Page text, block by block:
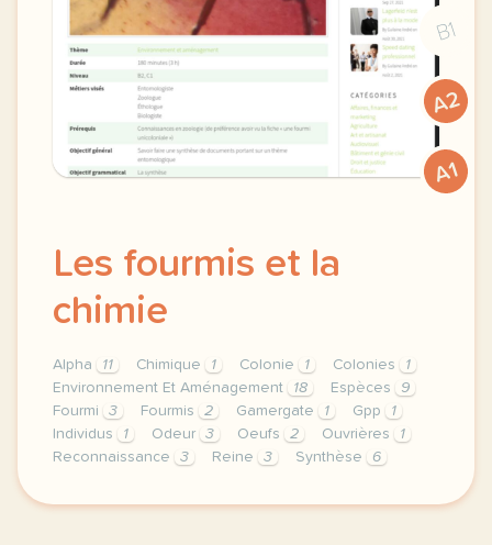
B1
A2
A1
Les fourmis et la
chimie
Alpha 11 Chimique 1 Colonie 1 Colonies
1
Environnement Et Aménagement
18 Espèces
9
Fourmi
3 Fourmis 2 Gamergate 1 Gpp
1
Individus
1 Odeur 3 Oeufs 2 Ouvrières
1
Reconnaissance
3 Reine 3 Synthèse 6
theme environnement et amenagement duree